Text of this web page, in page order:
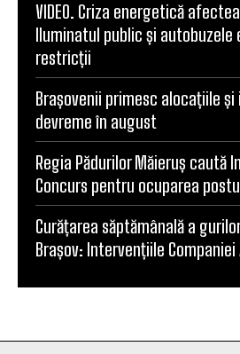
VIDEO. Criza energetică
Iluminatul public și autobuzele
restricții
Brașovenii primesc alocațiile
devreme în august
Regia Pădurilor Măieruș caută
Concurs pentru ocuparea
Curățarea săptămânală a
Brașov: Intervențiile Companiei